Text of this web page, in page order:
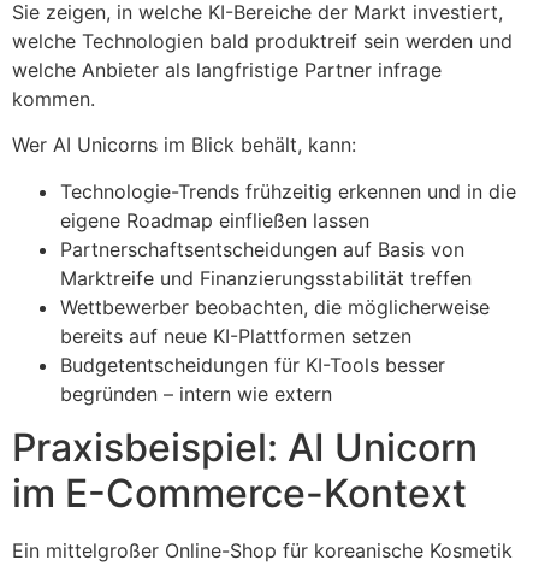
Sie zeigen, in welche KI-Bereiche der Markt investiert,
welche Technologien bald produktreif sein werden und
welche Anbieter als langfristige Partner infrage
kommen.
Wer AI Unicorns im Blick behält, kann:
Technologie-Trends frühzeitig erkennen und in die
eigene Roadmap einfließen lassen
Partnerschaftsentscheidungen auf Basis von
Marktreife und Finanzierungsstabilität treffen
Wettbewerber beobachten, die möglicherweise
bereits auf neue KI-Plattformen setzen
Budgetentscheidungen für KI-Tools besser
begründen – intern wie extern
Praxisbeispiel: AI Unicorn
im E-Commerce-Kontext
Ein mittelgroßer Online-Shop für koreanische Kosmetik